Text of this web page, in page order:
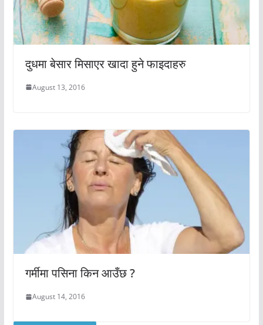
दुधमा बेसार मिसाएर खादा हुने फाइदाहरु
August 13, 2016
गर्मीमा पसिना किन आउँछ ?
August 14, 2016